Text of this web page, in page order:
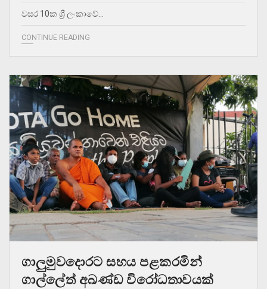
වසර 10ක ශ්‍රී ලංකාවේ…
CONTINUE READING
ගාලුමුවදොරට සහය පළකරමින්
ගාල්ලේත් අඛණ්ඩ විරෝධතාවයක්